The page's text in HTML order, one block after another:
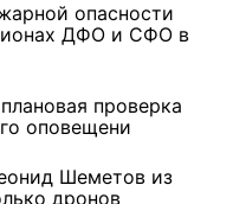
опасности
ДФО и СФО в
проверка
оповещени
Шеметов из
дронов